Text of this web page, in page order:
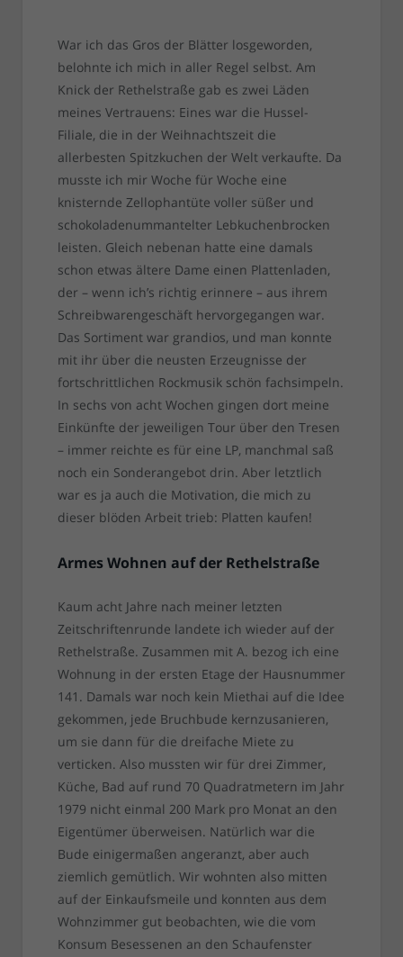
War ich das Gros der Blätter losgeworden,
belohnte ich mich in aller Regel selbst. Am
Knick der Rethelstraße gab es zwei Läden
meines Vertrauens: Eines war die Hussel-
Filiale, die in der Weihnachtszeit die
allerbesten Spitzkuchen der Welt verkaufte. Da
musste ich mir Woche für Woche eine
knisternde Zellophantüte voller süßer und
schokoladenummantelter Lebkuchenbrocken
leisten. Gleich nebenan hatte eine damals
schon etwas ältere Dame einen Plattenladen,
der – wenn ich’s richtig erinnere – aus ihrem
Schreibwarengeschäft hervorgegangen war.
Das Sortiment war grandios, und man konnte
mit ihr über die neusten Erzeugnisse der
fortschrittlichen Rockmusik schön fachsimpeln.
In sechs von acht Wochen gingen dort meine
Einkünfte der jeweiligen Tour über den Tresen
– immer reichte es für eine LP, manchmal saß
noch ein Sonderangebot drin. Aber letztlich
war es ja auch die Motivation, die mich zu
dieser blöden Arbeit trieb: Platten kaufen!
Armes Wohnen auf der Rethelstraße
Kaum acht Jahre nach meiner letzten
Zeitschriftenrunde landete ich wieder auf der
Rethelstraße. Zusammen mit A. bezog ich eine
Wohnung in der ersten Etage der Hausnummer
141. Damals war noch kein Miethai auf die Idee
gekommen, jede Bruchbude kernzusanieren,
um sie dann für die dreifache Miete zu
verticken. Also mussten wir für drei Zimmer,
Küche, Bad auf rund 70 Quadratmetern im Jahr
1979 nicht einmal 200 Mark pro Monat an den
Eigentümer überweisen. Natürlich war die
Bude einigermaßen angeranzt, aber auch
ziemlich gemütlich. Wir wohnten also mitten
auf der Einkaufsmeile und konnten aus dem
Wohnzimmer gut beobachten, wie die vom
Konsum Besessenen an den Schaufenster